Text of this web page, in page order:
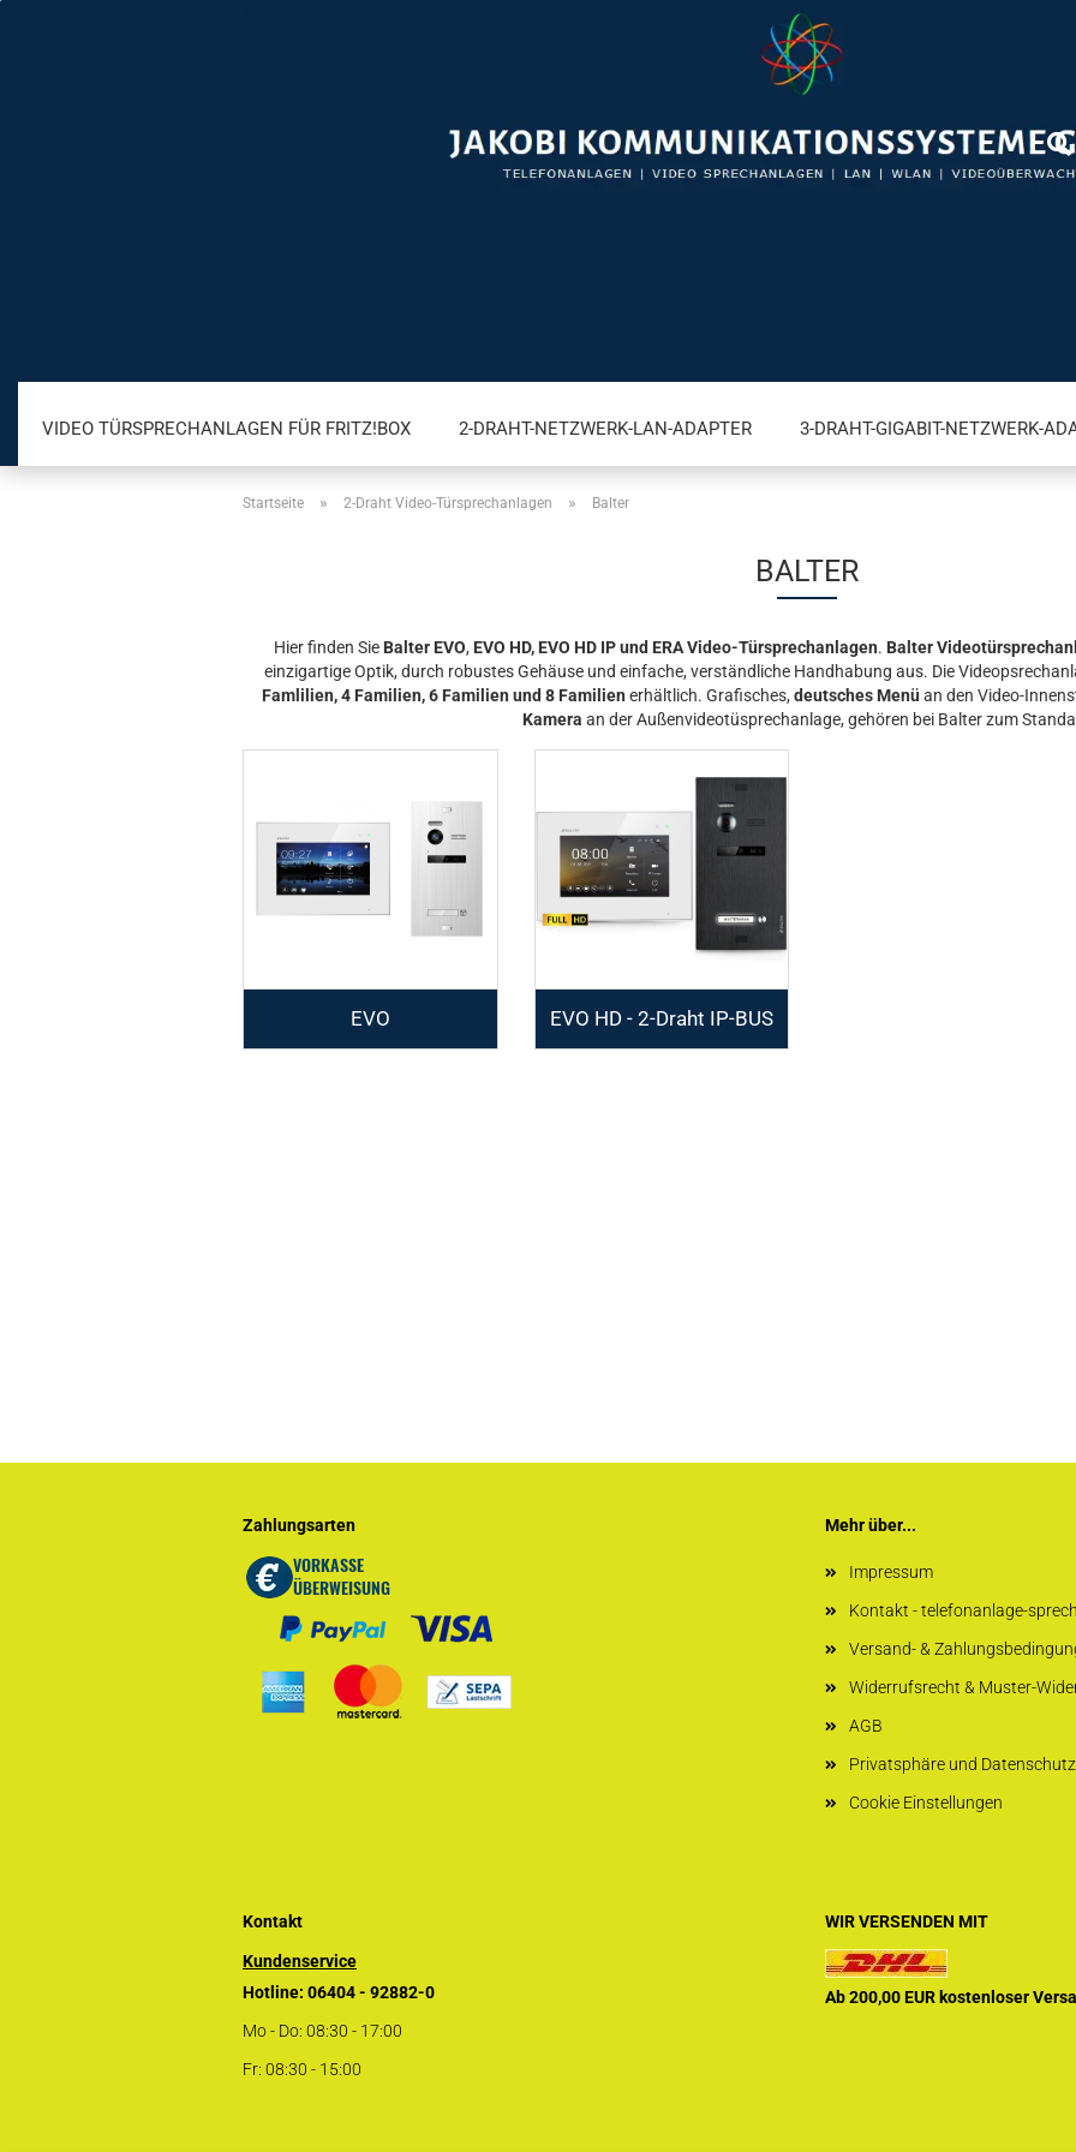
VIDEO TÜRSPRECHANLAGEN FÜR FRITZ!BOX 2-DRAHT-NETZWERK-LAN-ADAPTER 3-DRAHT-GIGABIT-NETZWERK-
Startseite » 2-Draht Video-Türsprechanlagen » Balter
BALTER
Hier finden Sie Balter EVO, EVO HD, EVO HD IP und ERAVideo-Türsprechanlagen. Balter
einzigartige Optik, durch robustes Gehäuse und einfache, verständliche Handhabung aus. Die
Famlilien, 4 Familien, 6 Familien und 8 Familien erhältlich. Grafisches, deutsches Menü an den Video-
Kamera an der Außenvideotüsprechanlage, gehören bei Balter zum
EVO EVO HD - 2-Draht IP-BUS
Zahlungsarten Mehr über...
Impressum
Kontakt - telefonanlage-
Versand- &
Widerrufsrecht & Muster-
AGB
Privatsphäre und Datenschutz
Cookie Einstellungen
Kontakt
Kundenservice
Hotline: 06404 - 92882-0
Mo - Do: 08:30 - 17:00
Fr: 08:30 - 15:00
WIR VERSENDEN MIT
Ab 200,00 EUR kostenloser